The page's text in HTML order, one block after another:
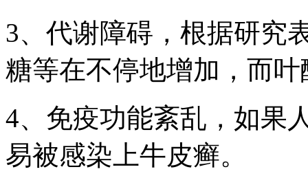
3、代谢障碍，根据研究
糖等在不停地增加，而
4、免疫功能紊乱，如果
易被感染上牛皮癣。